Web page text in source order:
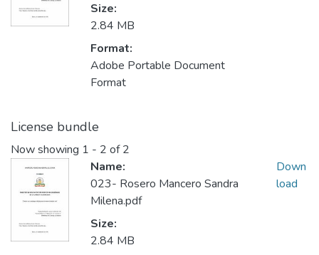
Size:
2.84 MB
Format:
Adobe Portable Document
Format
License bundle
Now showing 1 - 2 of 2
Name:
023- Rosero Mancero Sandra
Milena.pdf
Size:
2.84 MB
Down
load